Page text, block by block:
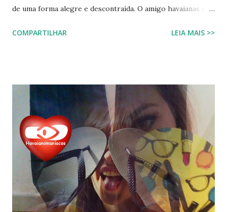
de uma forma alegre e descontraída. O amigo havaianas é
participantes trocam exclusivamente sandálias havaianas
o amigo havaianas acontece no final do ano para
comemorar o final do ano letivo nas escolas, nas
confraternizações do trabalho, nas festas de fim de ano,
etc.. Além da diversão que a brincadeira proporciona,
também é uma excelente oportunidade de ganhar muitas
havaianas e incorporar sua coleção.
COMPARTILHAR LEIA MAIS >>